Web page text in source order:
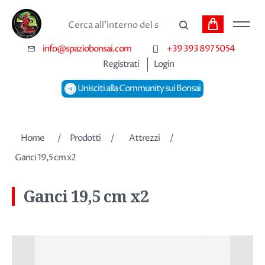
Cerca
info@spaziobonsai.com
+39 393 897 5054
Registrati
Login
Unisciti alla Community sui Bonsai
Carrello
Home / Prodotti / Attrezzi
/
Ganci 19,5 cm x2
Ganci 19,5 cm x2